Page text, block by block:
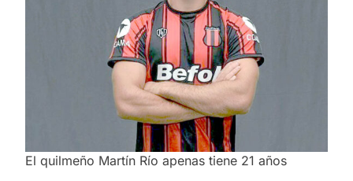
El quilmeño Martín Río apenas tiene 21 años